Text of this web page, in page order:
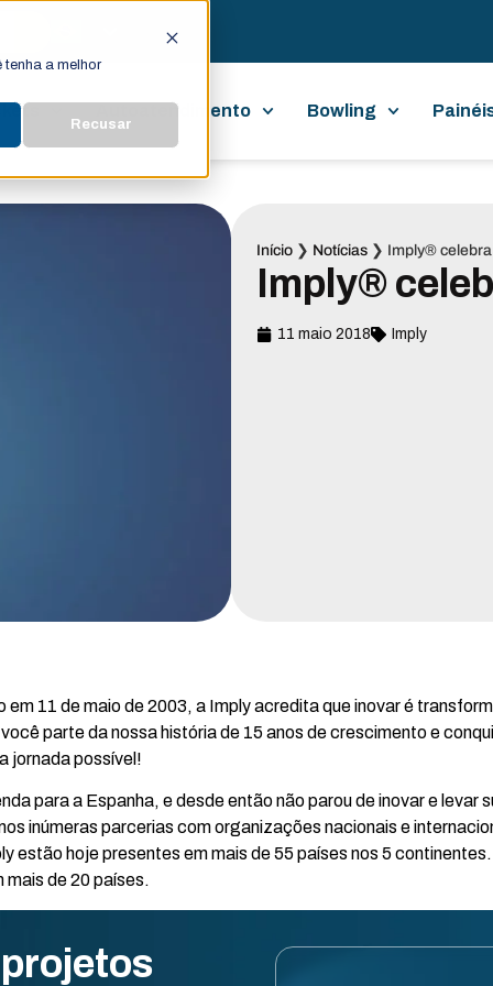
a melhor
Recusar
Autoatendimento Bowling
Início❯ Notícias❯ Imply®
Imply®
11 maio 2018 Imply
11 de maio de 2003, a Imply acredita que inovar é
parte da nossa história de 15 anos de crescimento e
jornada possível!
para a Espanha, e desde então não parou de inovar e levar
inúmeras parcerias com organizações nacionais e
hoje presentes em mais de 55 países nos 5
de 20 países.